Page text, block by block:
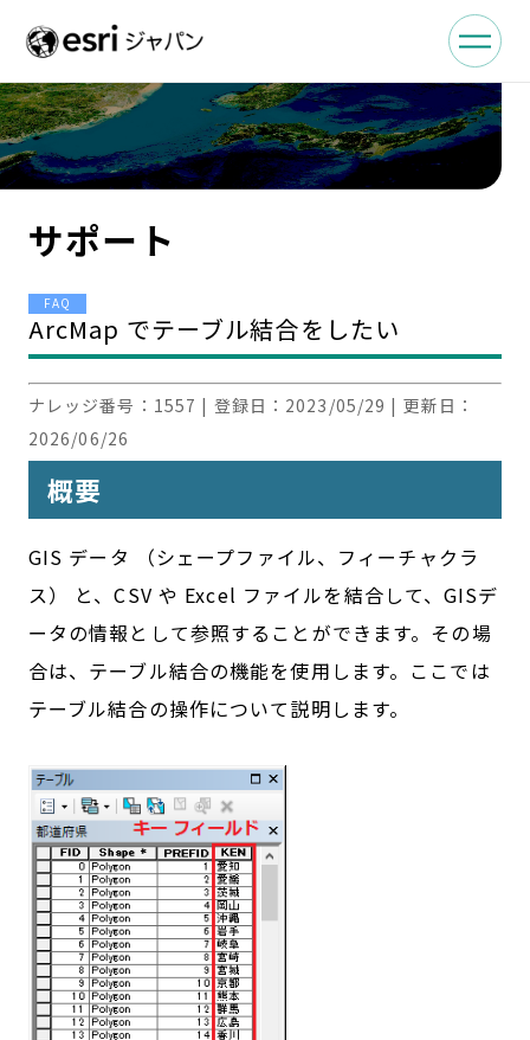
サポート
FAQ
ArcMap でテーブル結合をしたい
ナレッジ番号： 1557 | 登録日： 2023/05/29 | 更新日：
2026/06/26
概要
GIS データ （シェープファイル、フィーチャクラ
ス） と、CSV や Excel ファイルを結合して、GISデ
ータの情報として参照することができます。その場
合は、テーブル結合の機能を使用します。ここでは
テーブル結合の操作について説明します。